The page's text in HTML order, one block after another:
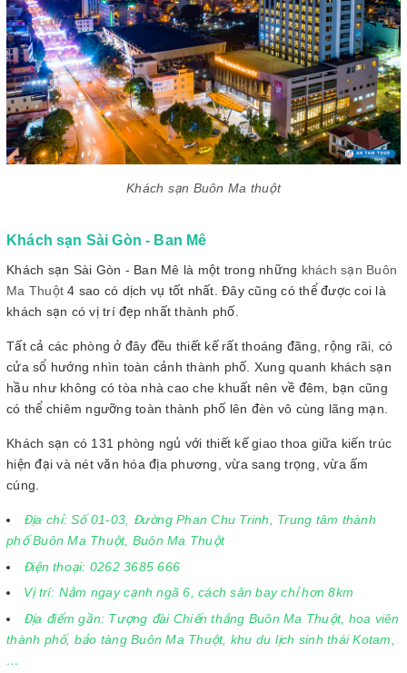
Khách sạn Buôn Ma thuột
Khách sạn Sài Gòn - Ban Mê
Khách sạn Sài Gòn - Ban Mê là một trong những khách sạn Buôn
Ma Thuột 4 sao có dịch vụ tốt nhất. Đây cũng có thể được coi là
khách sạn có vị trí đẹp nhất thành phố.
Tất cả các phòng ở đây đều thiết kế rất thoáng đãng, rộng rãi, có
cửa sổ hướng nhìn toàn cảnh thành phố. Xung quanh khách sạn
hầu như không có tòa nhà cao che khuất nên về đêm, bạn cũng
có thể chiêm ngưỡng toàn thành phố lên đèn vô cùng lãng mạn.
Khách sạn có 131 phòng ngủ với thiết kế giao thoa giữa kiến trúc
hiện đại và nét văn hóa địa phương, vừa sang trọng, vừa ấm
cúng.
Địa chỉ: Số 01-03, Đường Phan Chu Trinh, Trung tâm thành
phố Buôn Ma Thuột, Buôn Ma Thuột
Điện thoại: 0262 3685 666
Vị trí: Nằm ngay cạnh ngã 6, cách sân bay chỉ hơn 8km
Địa điểm gần: Tượng đài Chiến thắng Buôn Ma Thuột, hoa viên
thành phố, bảo tàng Buôn Ma Thuột, khu du lịch sinh thái Kotam,
…